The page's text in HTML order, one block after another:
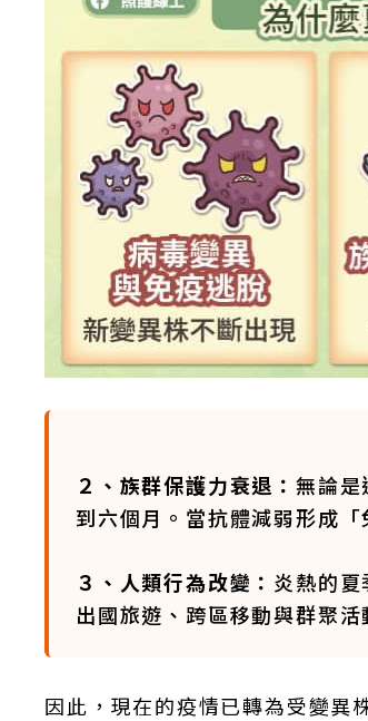
２、族群保護力衰退：無論是
到六個月。當抗體減弱形成
３、人類行為改變： 炎熱的
出國旅遊、跨區移動與群聚
因此，現在的疫情已轉為受變異